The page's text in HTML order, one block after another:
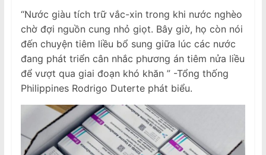
“Nước giàu tích trữ vắc-xin trong khi nước nghèo
chờ đợi nguồn cung nhỏ giọt. Bây giờ, họ còn nói
đến chuyện tiêm liều bổ sung giữa lúc các nước
đang phát triển cân nhắc phương án tiêm nửa liều
để vượt qua giai đoạn khó khăn ” -Tổng thống
Philippines Rodrigo Duterte phát biểu.